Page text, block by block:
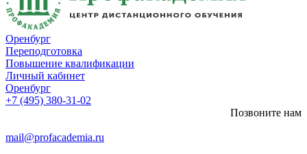
Оренбург
Переподготовка
Повышение квалификации
Личный кабинет
Оренбург
+7 (495) 380-31-02
Позвоните нам
mail@profacademia.ru